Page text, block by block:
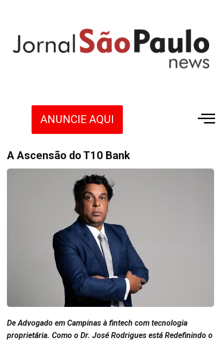
ANUNCIE AQUI
A Ascensão do T10 Bank
De Advogado em Campinas à fintech com tecnologia
proprietária. Como o Dr. José Rodrigues está Redefinindo o